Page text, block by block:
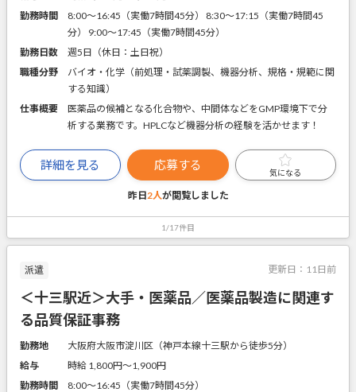
勤務時間
8:00～16:45（実働7時間45分） 8:30～17:15（実働7時間45
分） 9:00～17:45（実働7時間45分）
勤務日数
週5日（休日：土日祝）
職種分野
バイオ・化学（前処理・試薬調製、機器分析、規格・規範に関
する知識）
仕事概要
医薬品の候補となる化合物や、中間体などをGMP環境下で分
析する業務です。HPLCなど機器分析の経験を活かせます！
詳細を見る 応募する
気になる
昨日2人が閲覧しました
1/17件目
派遣 更新日： 11日前
＜十三駅近＞大手・医薬品／医薬品製造に関連す
る品質保証事務
勤務地
大阪府大阪市淀川区（神戸本線十三駅から徒歩5分）
給与
時給 1,800円〜1,900円
勤務時間
8:00～16:45（実働7時間45分）